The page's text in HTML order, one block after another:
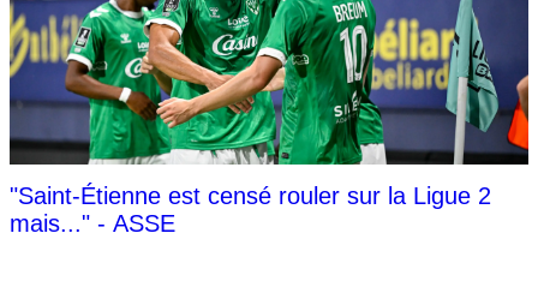
"Saint-Étienne est censé rouler sur la Ligue 2
mais..." - ASSE